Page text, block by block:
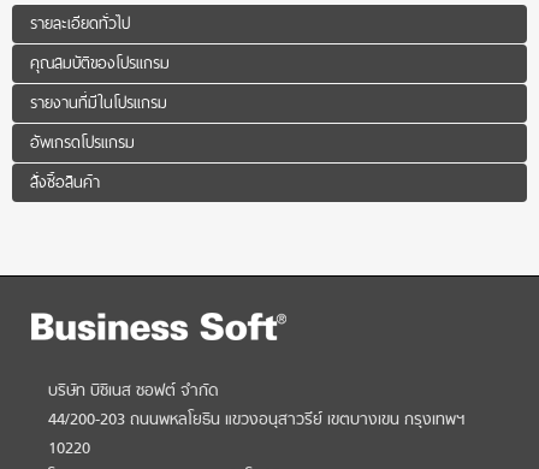
รายละเอียดทั่วไป
คุณสมบัติของโปรแกรม
รายงานที่มีในโปรแกรม
อัพเกรดโปรแกรม
สั่งซื้อสินค้า
บริษัท บิซิเนส ซอฟต์ จำกัด
44/200-203 ถนนพหลโยธิน แขวงอนุสาวรีย์ เขตบางเขน กรุงเทพฯ
10220